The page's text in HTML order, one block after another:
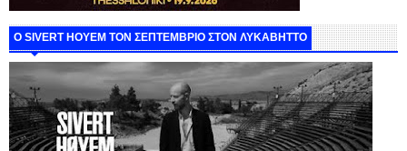
Ο SIVERT HOYEM ΤΟΝ ΣΕΠΤΕΜΒΡΙΟ ΣΤΟΝ ΛΥΚΑΒΗΤΤΟ